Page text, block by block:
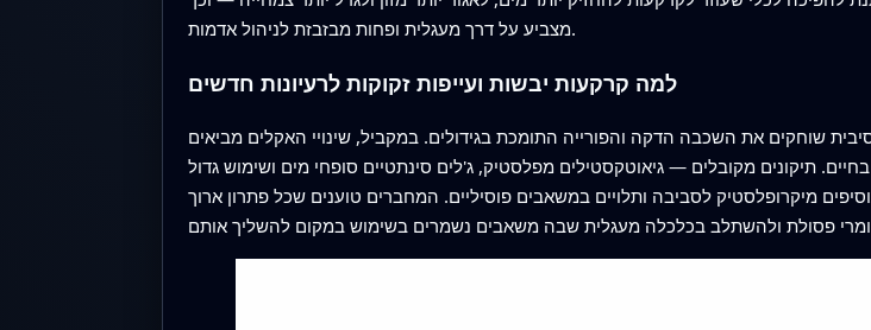
מצביע על דרך מעגלית ופחות מבזבזת לניהול אדמות.
למה קרקעות יבשות ועייפות זקוקות לרעיונות חדשים
שוחקים את השכבה הדקה והפורייה התומכת בגידולים. במקביל, שינויי האקלים מביאים
תיקונים מקובלים — גיאוטקסטילים מפלסטיק, ג'לים סינתטיים סופחי מים ושימוש גדול
מיקרופלסטיק לסביבה ותלויים במשאבים פוסיליים. המחברים טוענים שכל פתרון ארוך